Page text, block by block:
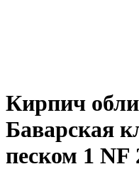
Кирпич
Баварская
песком 1 NF